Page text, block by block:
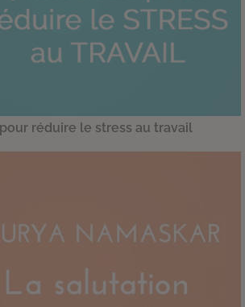
réduire le stress au travail